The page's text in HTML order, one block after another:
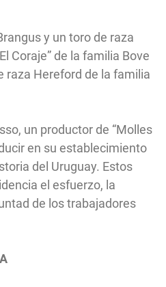
y un toro de raza
Coraje” de la familia Bove
raza Hereford de la familia
un productor de “Molles
en su establecimiento
del Uruguay. Estos
el esfuerzo, la
de los trabajadores